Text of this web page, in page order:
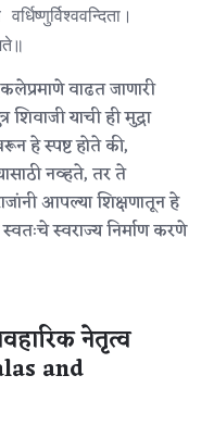
वाढत जाणारी
याची ही मुद्रा
हे स्पष्ट होते की,
नव्हते, तर ते
आपल्या शिक्षणातून हे
स्वराज्य निर्माण करणे
नेतृत्व
and